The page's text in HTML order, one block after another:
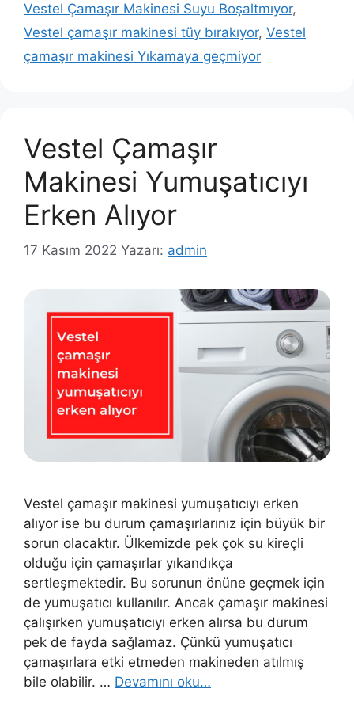
Vestel Çamaşır Makinesi Suyu Boşaltmıyor,
Vestel çamaşır makinesi tüy bırakıyor, Vestel
çamaşır makinesi Yıkamaya geçmiyor
Vestel Çamaşır
Makinesi Yumuşatıcıyı
Erken Alıyor
17 Kasım 2022 Yazarı: admin
Vestel çamaşır makinesi yumuşatıcıyı erken
alıyor ise bu durum çamaşırlarınız için büyük bir
sorun olacaktır. Ülkemizde pek çok su kireçli
olduğu için çamaşırlar yıkandıkça
sertleşmektedir. Bu sorunun önüne geçmek için
de yumuşatıcı kullanılır. Ancak çamaşır makinesi
çalışırken yumuşatıcıyı erken alırsa bu durum
pek de fayda sağlamaz. Çünkü yumuşatıcı
çamaşırlara etki etmeden makineden atılmış
bile olabilir. … Devamını oku…